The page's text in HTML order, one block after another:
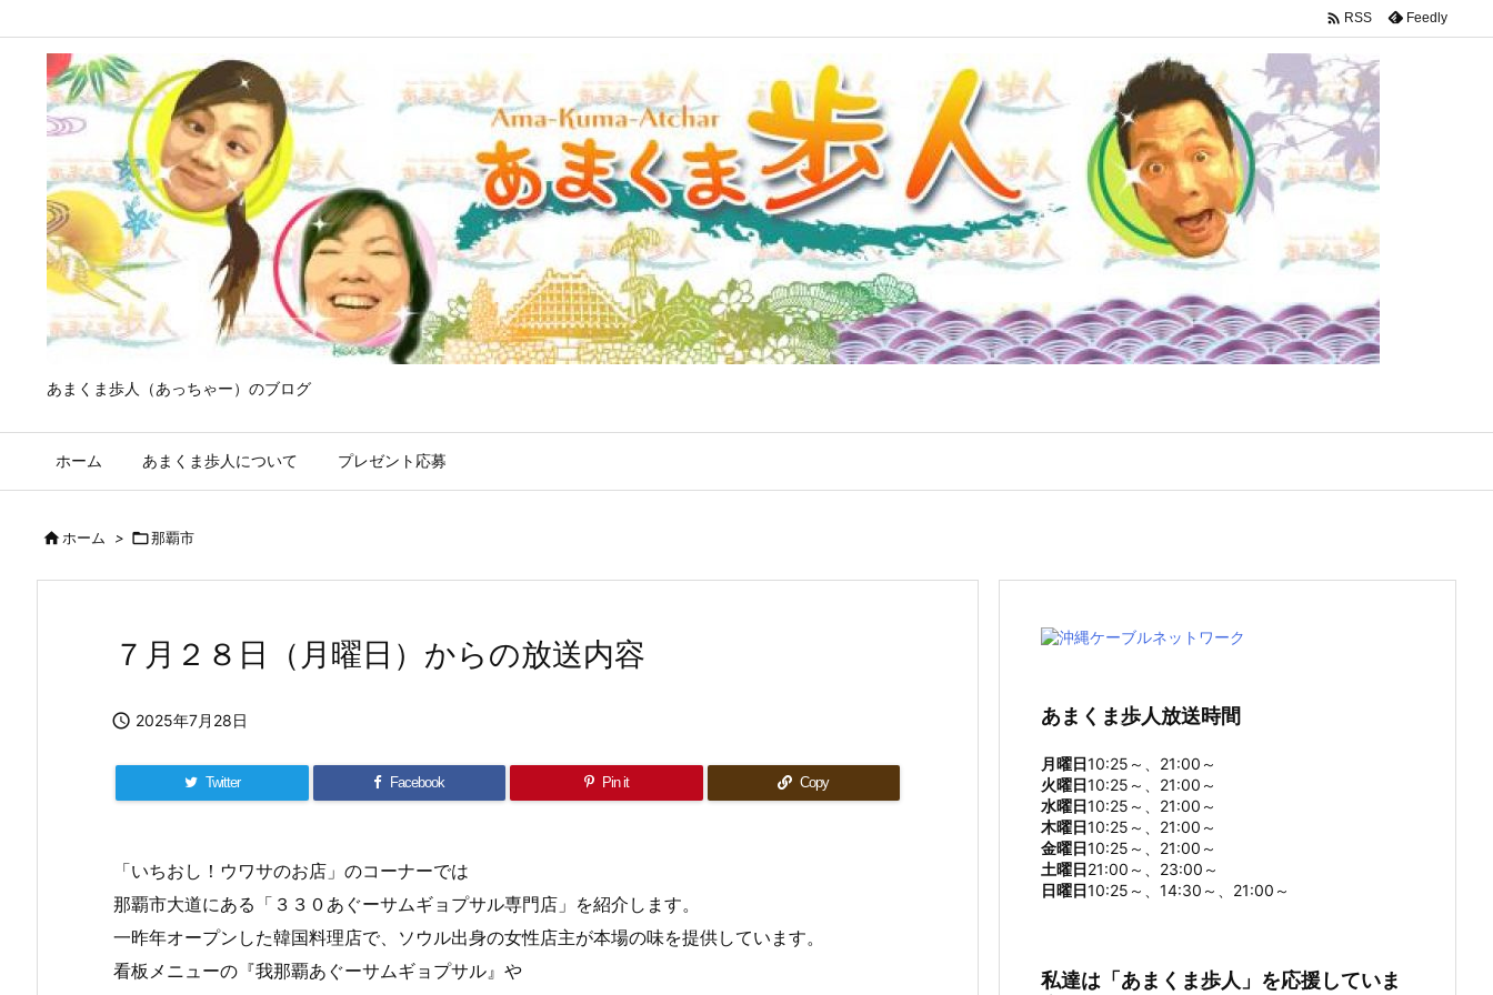
あまくま歩人（あっちゃー）のブログ
ホーム あまくま歩人について プレゼント応募
 RSS Feedly
ホーム > 那覇市
７月２８日（月曜日）からの放送内容
 2025年7月28日
Twitter Facebook Pin it Copy
「いちおし！ウワサのお店」のコーナーでは
那覇市大道にある「３３０あぐーサムギョプサル専門店」を紹介します。
一昨年オープンした韓国料理店で、ソウル出身の女性店主が本場の味を提供しています。
看板メニューの『我那覇あぐーサムギョプサル』や
あまくま歩人放送時間
月曜日10:25～、21:00～
火曜日10:25～、21:00～
水曜日10:25～、21:00～
木曜日10:25～、21:00～
金曜日10:25～、21:00～
土曜日21:00～、23:00～
日曜日10:25～、14:30～、21:00～
私達は「あまくま歩人」を応援していま